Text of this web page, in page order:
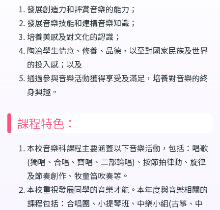
發展創造力和評賞音樂的能力；
發展音樂技能和建構音樂知識；
培養美感及對文化的認識；
陶冶學生情意、修養、品德，以至對國家民族及世界
的投入感；以及
通過參與音樂活動獲得享受及滿足，培養對音樂的終
身興趣。
課程特色：
本校音樂科課程主要涵蓋以下音樂活動，包括：唱歌
(獨唱、合唱、齊唱、二部輪唱)、按節拍律動、旋律
及節奏創作、牧童笛吹奏等。
本校重視發展同學的音樂才能。本年度與音樂相關的
課程包括：合唱團、小提琴班、中樂小組(古箏、中